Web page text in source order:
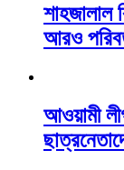
শাহজালাল
আরও
আওয়ামী